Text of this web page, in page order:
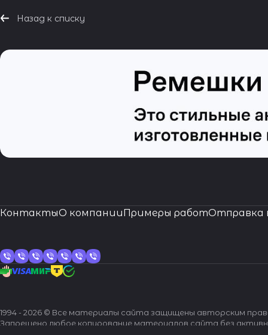
Назад к списку
КонтактыО компанииПримеры работОтправка
1994 - 2026 © Все материалы сайта защищены авторским
Запрещено любое копирование материалов сайта без